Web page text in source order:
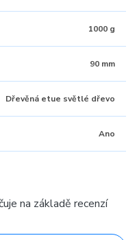
1000 g
90 mm
Dřevěná etue světlé dřevo
Ano
na základě recenzí